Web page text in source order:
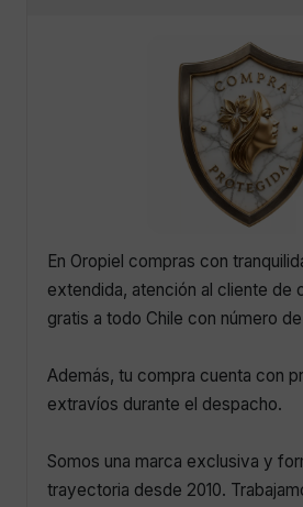
En Oropiel compras con
extendida, atención al cliente de
gratis a todo Chile con número
Además, tu compra cuenta con
extravíos durante el despacho.
Somos una marca exclusiva y
trayectoria desde 2010.